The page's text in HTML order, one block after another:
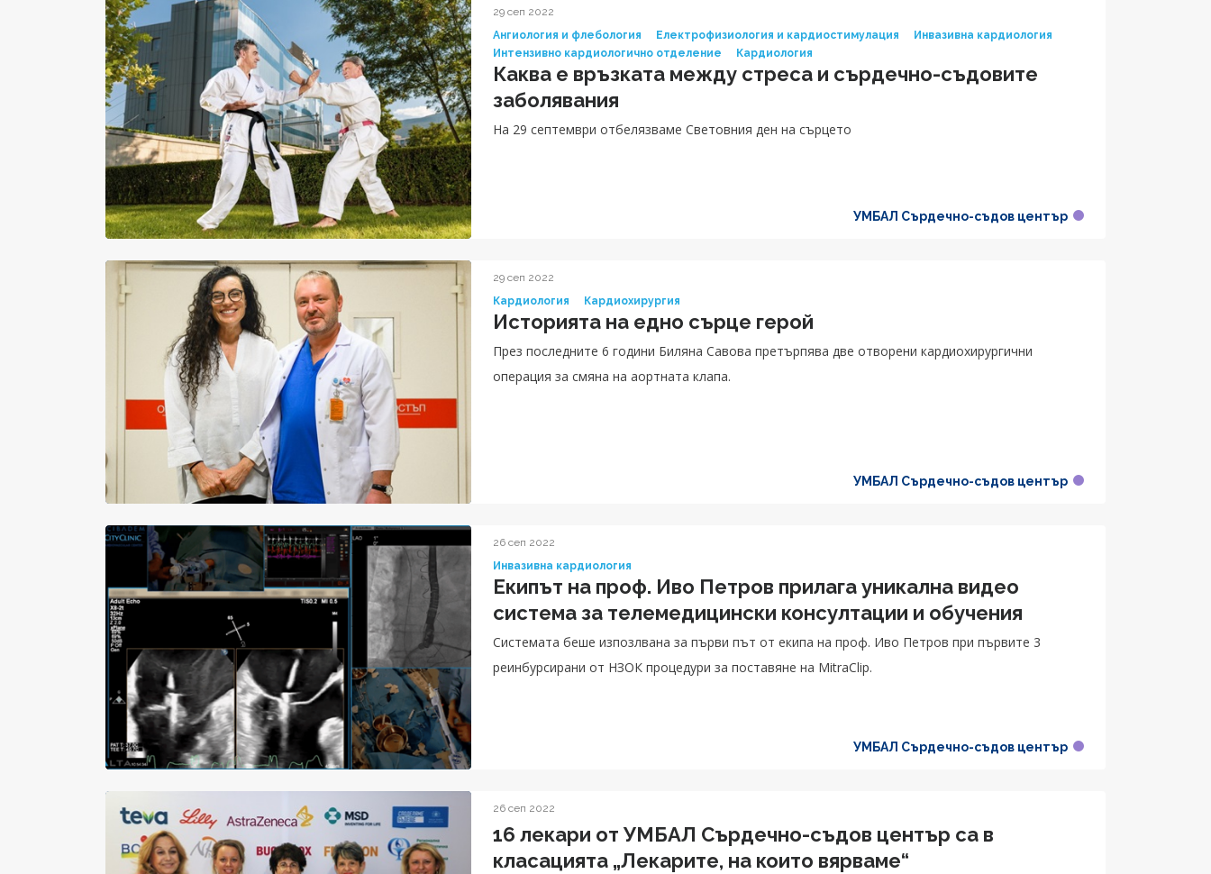
29 сеп 2022
Ангиология и флебология
Електрофизиология и кардиостимулация
Инвазивна кардиология
Интензивно кардиологично отделение
Кардиология
Каква е връзката между стреса и сърдечно-съдовите
заболявания
На 29 септември отбелязваме Световния ден на сърцето
УМБАЛ Сърдечно-съдов център
29 сеп 2022
Кардиология
Кардиохирургия
Историята на едно сърце герой
През последните 6 години Биляна Савова претърпява две отворени кардиохирургични
операция за смяна на аортната клапа.
УМБАЛ Сърдечно-съдов център
26 сеп 2022
Инвазивна кардиология
Екипът на проф. Иво Петров прилага уникална видео
система за телемедицински консултации и обучения
Системата беше изпозлвана за първи път от екипа на проф. Иво Петров при първите 3
реинбурсирани от НЗОК процедури за поставяне на MitraClip.
УМБАЛ Сърдечно-съдов център
26 сеп 2022
16 лекари от УМБАЛ Сърдечно-съдов център са в
класацията „Лекарите, на които вярваме“